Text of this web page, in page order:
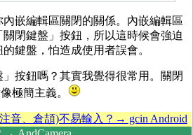
嵌編輯區關閉的關係。內嵌編輯區
閉鍵盤」按鈕，所以這時候會強迫
鍵盤，怕造成使用者誤會。
按鈕嗎？其實我覺得很常用。關閉
極簡主義。
音、倉頡)不易輸入？→ gcin Android